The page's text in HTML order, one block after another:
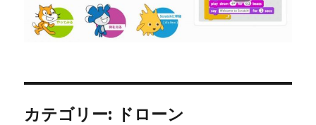
カテゴリー: ドローン